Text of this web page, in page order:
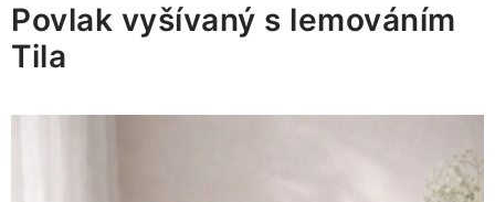
KUCHYNĚ A STOLOVÁNÍ
Povlak vyšívaný s lemováním
Tila